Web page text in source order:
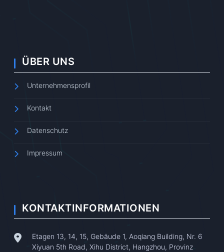
ÜBER UNS
Unternehmensprofil
Kontakt
Datenschutz
Impressum
KONTAKTINFORMATIONEN
Etagen 13, 14, 15, Gebäude 1, Aoqiang Building, Nr. 6
Xiyuan 5th Road, Xihu District, Hangzhou, Provinz